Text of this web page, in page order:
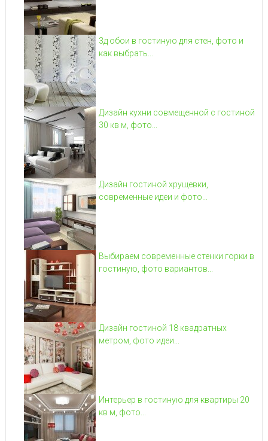
3д обои в гостиную для стен, фото и
как выбрать...
Дизайн кухни совмещенной с гостиной
30 кв м, фото...
Дизайн гостиной хрущевки,
современные идеи и фото...
Выбираем современные стенки горки в
гостиную, фото вариантов...
Дизайн гостиной 18 квадратных
метром, фото идеи...
Интерьер в гостиную для квартиры 20
кв м, фото...